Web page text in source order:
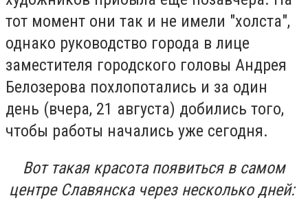
тот момент они так и не имели "холста",
однако руководство города в лице
заместителя городского головы Андрея
Белозерова похлопотались и за один
день (вчера, 21 августа) добились того,
чтобы работы начались уже сегодня.
Вот такая красота появиться в самом
центре Славянска через несколько дней: